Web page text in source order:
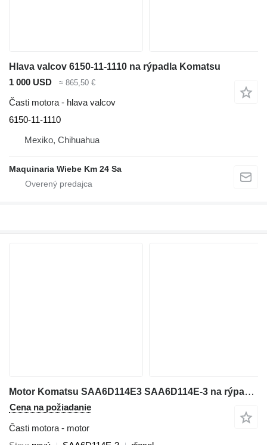
Hlava valcov 6150-11-1110 na rýpadla Komatsu
1 000 USD
≈ 865,50 €
Časti motora - hlava valcov
6150-11-1110
Mexiko, Chihuahua
Maquinaria Wiebe Km 24 Sa
Motor Komatsu SAA6D114E3 SAA6D114E-3 na rýpadla Komatsu
Cena na požiadanie
Časti motora - motor